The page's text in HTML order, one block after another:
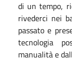
di un tempo,
rivederci nei
passato e
tecnologia
manualità e